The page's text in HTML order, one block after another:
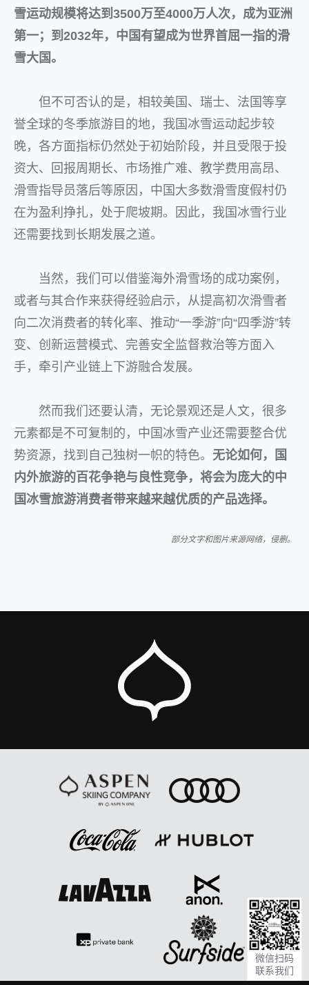
雪运动规模将达到3500万至4000万人次，成为亚洲
第一；到2032年，中国有望成为世界首屈一指的滑
雪大国。
但不可否认的是，相较美国、瑞士、法国等享
誉全球的冬季旅游目的地，我国冰雪运动起步较
晚，各方面指标仍然处于初始阶段，并且受限于投
资大、回报周期长、市场推广难、教学费用高昂、
滑雪指导员落后等原因，中国大多数滑雪度假村仍
在为盈利挣扎，处于爬坡期。因此，我国冰雪行业
还需要找到长期发展之道。
当然，我们可以借鉴海外滑雪场的成功案例，
或者与其合作来获得经验启示，从提高初次滑雪者
向二次消费者的转化率、推动“一季游”向“四季游”转
变、创新运营模式、完善安全监督救治等方面入
手，牵引产业链上下游融合发展。
然而我们还要认清，无论景观还是人文，很多
元素都是不可复制的，中国冰雪产业还需要整合优
势资源，找到自己独树一帜的特色。 无论如何，国
内外旅游的百花争艳与良性竞争，将会为庞大的中
国冰雪旅游消费者带来越来越优质的产品选择。
部分文字和图片来源网络，侵删。
微信扫码
联系我们